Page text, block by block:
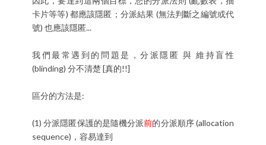
卡片等等) 都應該隱匿；分派結果 (無法判斷之編號或代
號) 也應該隱匿...
我們最常遇到的問題是，分派隱匿 與 維持盲性
(blinding) 分不清楚 [真的!!]
區分的方法是:
(1) 分派隱匿保護的是隨機分派前的分派順序 (allocation
sequence)，容易達到